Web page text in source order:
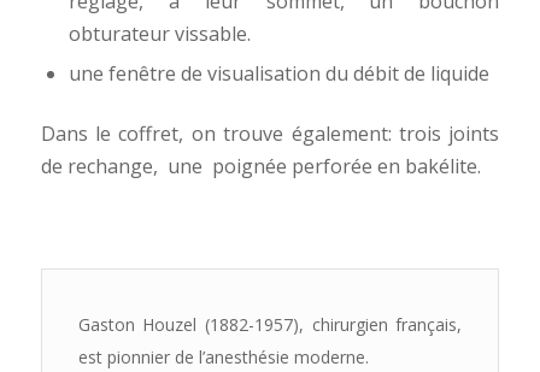
obturateur vissable.
une fenêtre de visualisation du débit de liquide
Dans le coffret, on trouve également: trois joints
de rechange, une poignée perforée en bakélite.
Gaston Houzel (1882-1957), chirurgien français,
est pionnier de l’anesthésie moderne.